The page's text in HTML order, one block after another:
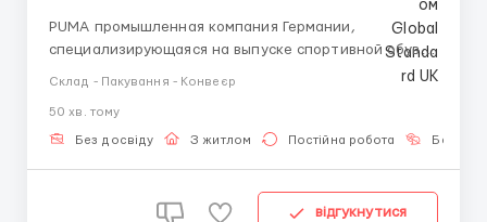
PUMA промышленная компания Германии,
специализирующаяся на выпуске спортивной обуви,
==================================================
==================================================
Склад - Пакування - Конвеєр
50 хв. тому
Без досвіду З житлом Постійна робота Без
відгукнутися